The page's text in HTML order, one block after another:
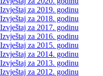
Izvještaj za 2019. godinu
Izvještaj za 2018. godinu
Izvještaj za 2017. godinu
Izvještaj za 2016. godinu
Izvještaj za 2015. godinu
Izvještaj za 2014. godinu
Izvještaj za 2013. godinu
Izvještaj za 2012. godinu